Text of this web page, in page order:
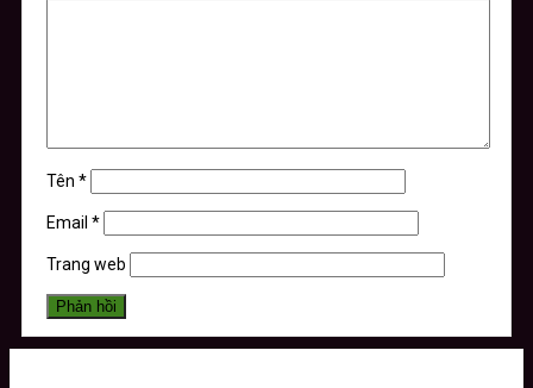
Tên *
Email *
Trang web